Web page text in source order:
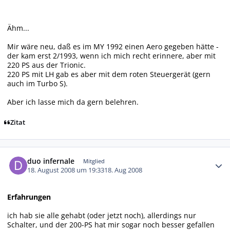
Ähm...
Mir wäre neu, daß es im MY 1992 einen Aero gegeben hätte -
der kam erst 2/1993, wenn ich mich recht erinnere, aber mit
220 PS aus der Trionic.
220 PS mit LH gab es aber mit dem roten Steuergerät (gern
auch im Turbo S).
Aber ich lasse mich da gern belehren.
Zitat
duo infernale Mitglied
18. August 2008 um 19:3318. Aug 2008
Erfahrungen
ich hab sie alle gehabt (oder jetzt noch), allerdings nur
Schalter, und der 200-PS hat mir sogar noch besser gefallen